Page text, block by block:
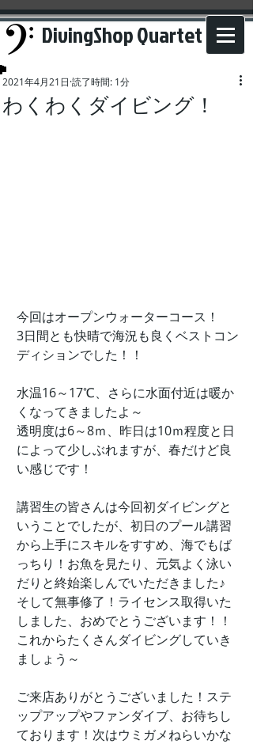
DivingShop Quartet
わくわくダイビング！
2021年4月21日 読了時間: 1分
今回はオープンウォーターコース！
3日間とも快晴で海況も良くベストコン
ディションでした！！
水温16～17℃、さらに水面付近は暖か
くなってきましたよ～
透明度は6～8ｍ、昨日は10ｍ程度と日
によって少しぶれますが、春だけど良
い感じです！
講習生の皆さんは今回初ダイビングと
いうことでしたが、初日のプール講習
から上手にスキルをすすめ、海でもば
っちり！お魚を見たり、元気よく泳い
だりと終始楽しんでいただきました♪
そして無事修了！ライセンス取得いた
しました、おめでとうございます！！
これからたくさんダイビングしていき
ましょう～
ご来店ありがとうございました！ステ
ップアップやファンダイブ、お待ちし
ております！次はウミガメねらいかな